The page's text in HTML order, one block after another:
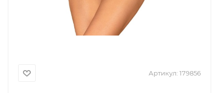
Артикул: 179856